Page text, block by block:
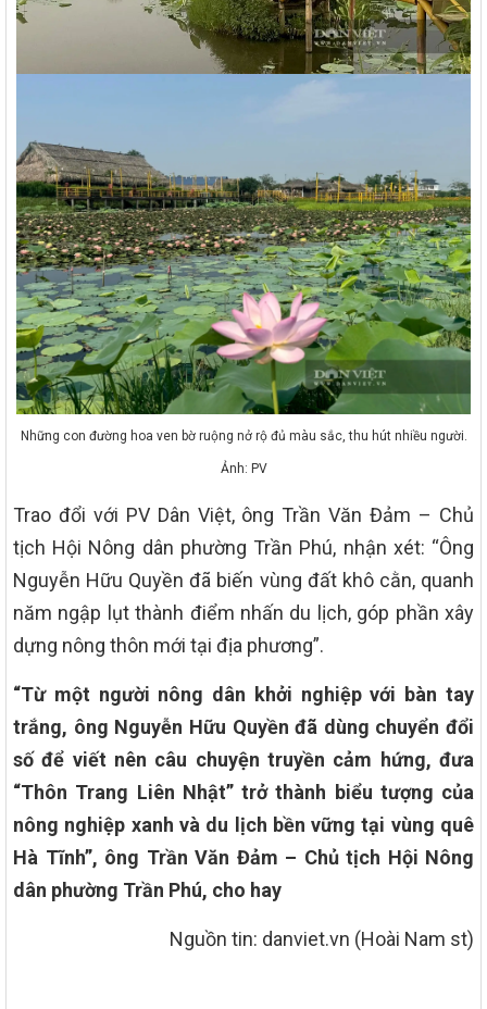
Những con đường hoa ven bờ ruộng nở rộ đủ màu sắc, thu hút nhiều người.
Ảnh: PV
Trao đổi với PV Dân Việt, ông Trần Văn Đảm – Chủ
tịch Hội Nông dân phường Trần Phú, nhận xét: “Ông
Nguyễn Hữu Quyền đã biến vùng đất khô cằn, quanh
năm ngập lụt thành điểm nhấn du lịch, góp phần xây
dựng nông thôn mới tại địa phương”.
“Từ một người nông dân khởi nghiệp với bàn tay
trắng, ông Nguyễn Hữu Quyền đã dùng chuyển đổi
số để viết nên câu chuyện truyền cảm hứng, đưa
“Thôn Trang Liên Nhật” trở thành biểu tượng của
nông nghiệp xanh và du lịch bền vững tại vùng quê
Hà Tĩnh”, ông Trần Văn Đảm – Chủ tịch Hội Nông
dân phường Trần Phú, cho hay
Nguồn tin: danviet.vn (Hoài Nam st)